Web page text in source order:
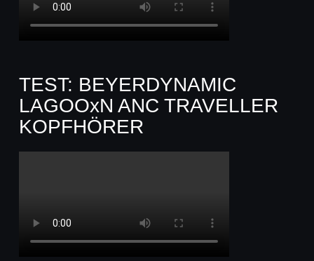
TEST: BEYERDYNAMIC
LAGOOxN ANC TRAVELLER
KOPFHÖRER